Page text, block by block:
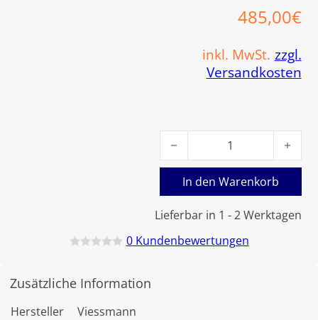
485,00€
inkl. MwSt. zzgl.
Versandkosten
Lieferbar in 1 - 2 Werktagen
Viessmann
In den Warenkorb
e
0Kundenbewertungen
Zusätzliche Information
Hersteller Viessmann